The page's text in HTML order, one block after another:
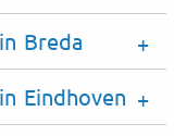
Breda
Eindhoven